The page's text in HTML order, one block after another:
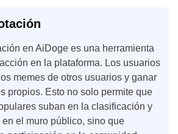
en AiDoge es una herramienta
en la plataforma. Los usuarios
memes de otros usuarios y ganar
propios. Esto no solo permite que
suban en la clasificación y
el muro público, sino que